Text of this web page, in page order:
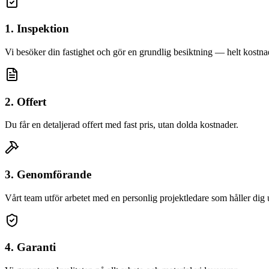
1. Inspektion
Vi besöker din fastighet och gör en grundlig besiktning — helt
2. Offert
Du får en detaljerad offert med fast pris, utan dolda kostnader.
3. Genomförande
Vårt team utför arbetet med en personlig projektledare som håller dig
4. Garanti